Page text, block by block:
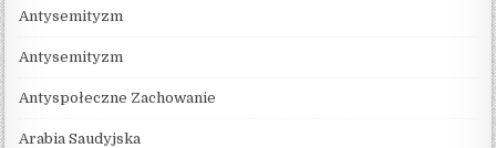
Antysemityzm
Antysemityzm
Antyspołeczne Zachowanie
Arabia Saudyjska